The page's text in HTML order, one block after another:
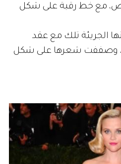
مع خط رقبة على شكل
الجريئة تلك مع عقد
وصففت شعرها على شكل